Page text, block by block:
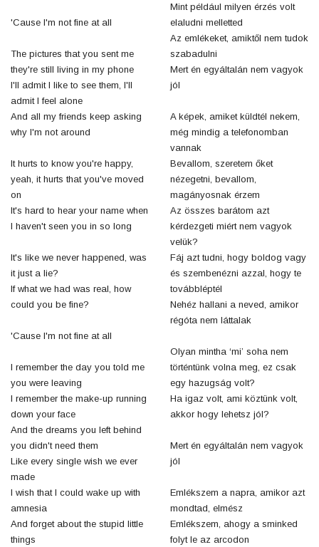
'Cause I'm not fine at all
The pictures that you sent me
they're still living in my phone
I'll admit I like to see them, I'll
admit I feel alone
And all my friends keep asking
why I'm not around
It hurts to know you're happy,
yeah, it hurts that you've moved
on
It's hard to hear your name when
I haven't seen you in so long
It's like we never happened, was
it just a lie?
If what we had was real, how
could you be fine?
'Cause I'm not fine at all
I remember the day you told me
you were leaving
I remember the make-up running
down your face
And the dreams you left behind
you didn't need them
Like every single wish we ever
made
I wish that I could wake up with
amnesia
And forget about the stupid little
things
Mint például milyen érzés volt
elaludni melletted
Az emlékeket, amiktől nem tudok
szabadulni
Mert én egyáltalán nem vagyok
jól
A képek, amiket küldtél nekem,
még mindig a telefonomban
vannak
Bevallom, szeretem őket
nézegetni, bevallom,
magányosnak érzem
Az összes barátom azt
kérdezgeti miért nem vagyok
velük?
Fáj azt tudni, hogy boldog vagy
és szembenézni azzal, hogy te
továbbléptél
Nehéz hallani a neved, amikor
régóta nem láttalak
Olyan mintha ‘mi’ soha nem
történtünk volna meg, ez csak
egy hazugság volt?
Ha igaz volt, ami köztünk volt,
akkor hogy lehetsz jól?
Mert én egyáltalán nem vagyok
jól
Emlékszem a napra, amikor azt
mondtad, elmész
Emlékszem, ahogy a sminked
folyt le az arcodon